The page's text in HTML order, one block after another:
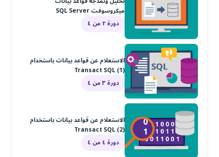
ميكروسوفت SQL Server
دورة ٢ من ٤
الاستعلام عن قواعد بيانات باستخدام
Transact SQL (1)
دورة ٣ من ٤
الاستعلام عن قواعد بيانات باستخدام
Transact SQL (2)
دورة ٤ من ٤